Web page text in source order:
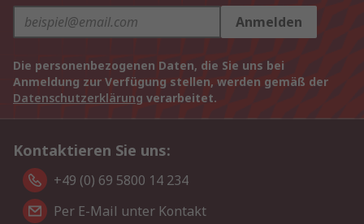
Anmelden
Die personenbezogenen Daten, die Sie uns bei
Anmeldung zur Verfügung stellen, werden gemäß der
Datenschutzerklärung verarbeitet.
Kontaktieren Sie uns:
+49 (0) 69 5800 14 234
Per E-Mail unter Kontakt